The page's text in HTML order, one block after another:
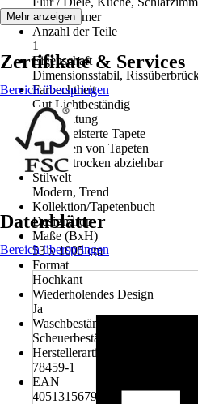
Wohnzimmer
Anzahl der Teile
1
Eigenschaft
Dimensionsstabil,
Farbechtheit
Gut Lichtbeständig
Verarbeitung
Vorgekleisterte Tapete
Entfernen von Tapeten
Restlos trocken abziehbar
Stilwelt
Modern, Trend
Kollektion/Tapetenbuch
Designdrop
Maße (BxH)
53 x 1005 cm
Format
Hochkant
Wiederholendes Design
Ja
Waschbeständigkeit
Scheuerbeständig
Herstellerartikelnummer
78459-1
EAN
4051315679234
Mehr anzeigen
Zertifikate & Services
Bereich überspringen
Datenblätter
Bereich überspringen